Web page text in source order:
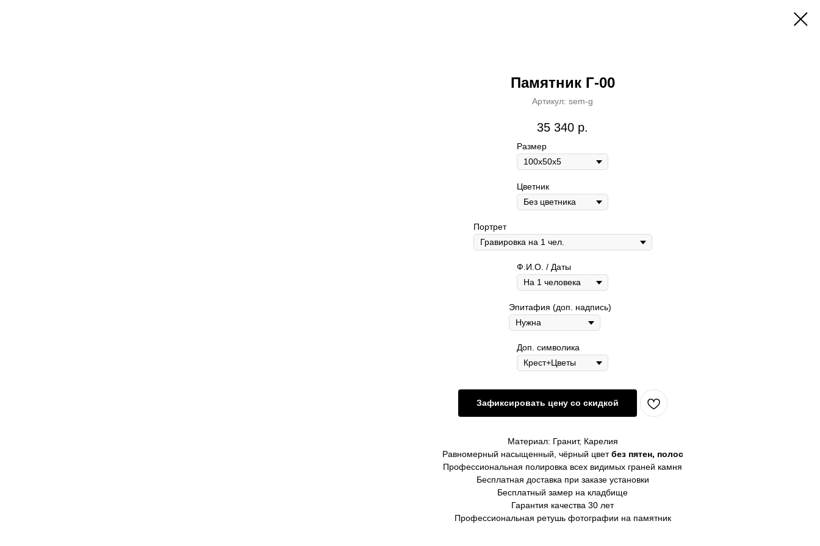
Памятник Г-00
Артикул: sem-g
35 340 р.
Размер
Цветник
Портрет
Ф.И.О. / Даты
Эпитафия (доп. надпись)
Доп. символика
Зафиксировать цену со скидкой
Материал: Гранит, Карелия
Равномерный насыщенный, чёрный цветбез пятен, полос
Профессиональная полировка всех видимых граней камня
Бесплатная доставка при заказе установки
Бесплатный замер на кладбище
Гарантия качества 30 лет
Профессиональная ретушь фотографии на памятник